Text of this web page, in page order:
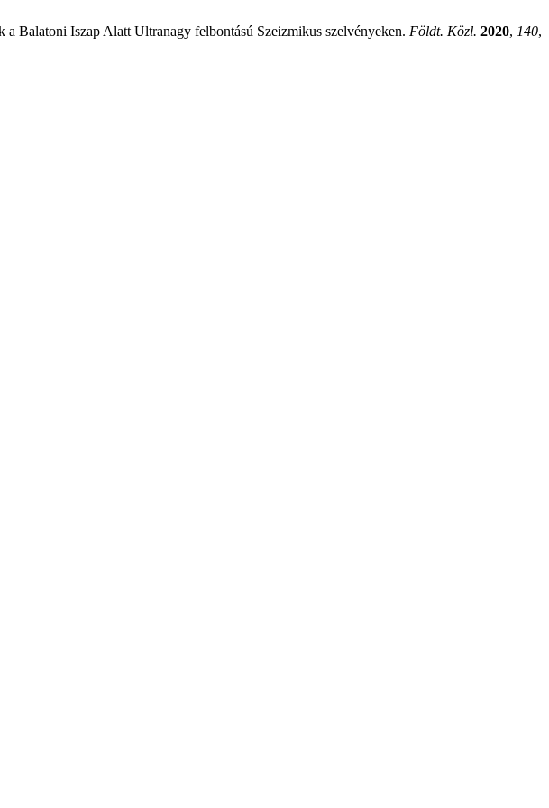
Balatoni Iszap Alatt Ultranagy felbontású Szeizmikus szelvényeken. Földt. Közl. 2020, 140,